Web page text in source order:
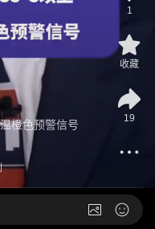
橙色预警信号
1
收藏
19